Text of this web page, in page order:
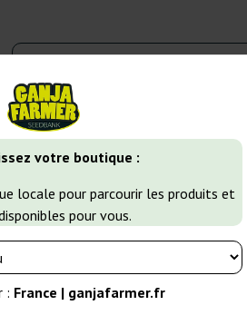
votre boutique :
locale pour parcourir les produits et
pour vous.
: France | ganjafarmer.fr
Variétés de cannabis
Dna Genetics